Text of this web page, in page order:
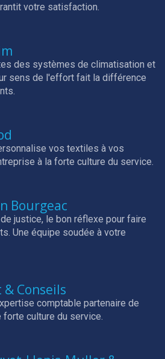
votre satisfaction.
des systèmes de climatisation et
sens de l'effort fait la différence
vos textiles à vos
à la forte culture du service.
Bourgeac
justice, le bon réflexe pour faire
Une équipe soudée à votre
& Conseils
comptable partenaire de
forte culture du service.